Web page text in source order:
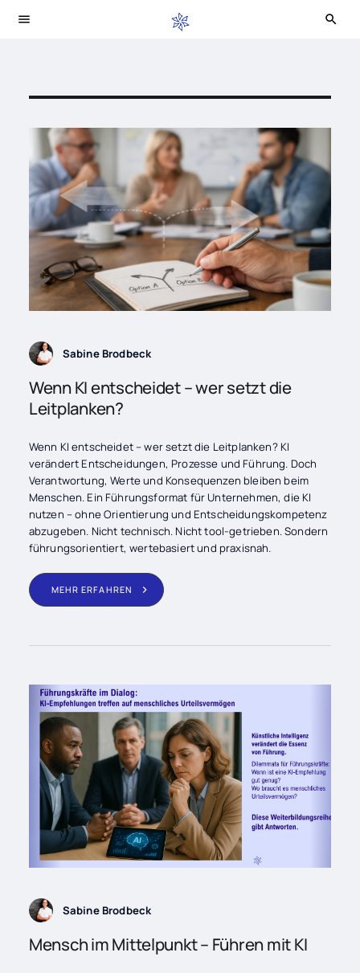
Beliebte Themen
Sabine Brodbeck
Wenn KI entscheidet – wer setzt die
Leitplanken?
Wenn KI entscheidet – wer setzt die Leitplanken? KI
verändert Entscheidungen, Prozesse und Führung. Doch
Verantwortung, Werte und Konsequenzen bleiben beim
Menschen. Ein Führungsformat für Unternehmen, die KI
nutzen – ohne Orientierung und Entscheidungskompetenz
abzugeben. Nicht technisch. Nicht tool-getrieben. Sondern
führungsorientiert, wertebasiert und praxisnah.
MEHR ERFAHREN
Sabine Brodbeck
Mensch im Mittelpunkt – Führen mit KI